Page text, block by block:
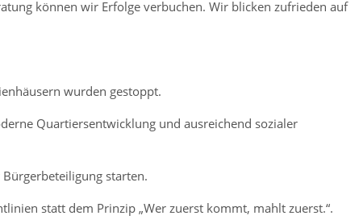
können wir Erfolge verbuchen. Wir blicken zufrieden auf
wurden gestoppt.
Quartiersentwicklung und ausreichend sozialer
starten.
statt dem Prinzip „Wer zuerst kommt, mahlt zuerst.“.